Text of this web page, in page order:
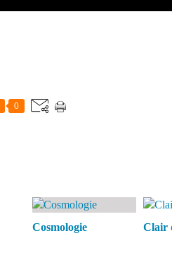
0
Cosmologie Clair